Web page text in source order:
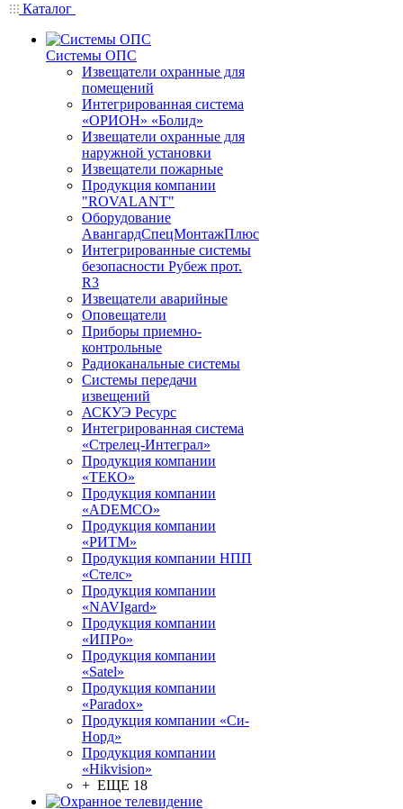
Каталог
Системы ОПС
Извещатели охранные для
помещений
Интегрированная система
«ОРИОН» «Болид»
Извещатели охранные для
наружной установки
Извещатели пожарные
Продукция компании
"ROVALANT"
Оборудование
АвангардСпецМонтажПлюс
Интегрированные системы
безопасности Рубеж прот.
R3
Извещатели аварийные
Оповещатели
Приборы приемно-
контрольные
Радиоканальные системы
Системы передачи
извещений
АСКУЭ Ресурс
Интегрированная система
«Стрелец-Интеграл»
Продукция компании
«ТЕКО»
Продукция компании
«ADEMCO»
Продукция компании
«РИТМ»
Продукция компании НПП
«Стелс»
Продукция компании
«NAVIgard»
Продукция компании
«ИПРо»
Продукция компании
«Satel»
Продукция компании
«Paradox»
Продукция компании «Си-
Норд»
Продукция компании
«Hikvision»
+ ЕЩЕ 18